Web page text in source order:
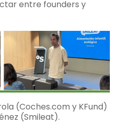
entre founders y
(Coches.com y KFund)
(Smileat).